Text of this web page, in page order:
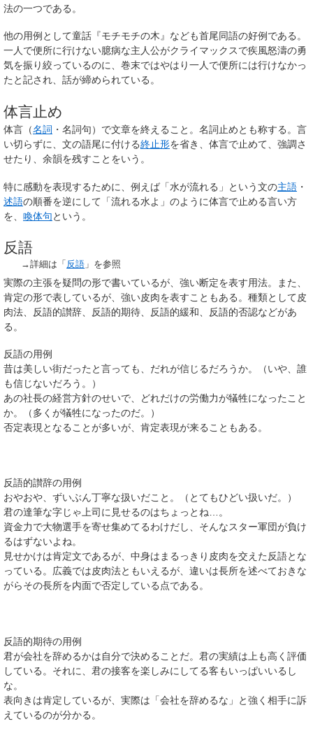
法の一つである。
他の用例として童話『モチモチの木』なども首尾同語の好例である。
一人で便所に行けない臆病な主人公がクライマックスで疾風怒濤の勇
気を振り絞っているのに、巻末ではやはり一人で便所には行けなかっ
たと記され、話が締められている。
体言止め
体言（名詞 ・名詞句）で文章を終えること。 名詞止めとも称する。言
い切らずに、文の語尾に付ける終止形を省き、体言で止めて、強調さ
せたり、余韻を残すことをいう。
特に感動を表現するために、例えば「水が流れる」という文の主語 ・
述語の順番を逆にして「流れる水よ」のように体言で止める言い方
を、 喚体句という。
反語
→詳細は「 反語 」を参照
実際の主張を疑問の形で書いているが、強い断定を表す用法。また、
肯定の形で表しているが、強い皮肉を表すこともある。種類として皮
肉法、反語的讃辞、反語的期待、反語的緩和、反語的否認などがあ
る。
反語の用例
昔は美しい街だったと言っても、だれが信じるだろうか。（いや、誰
も信じないだろう。）
あの社長の経営方針のせいで、どれだけの労働力が犠牲になったこと
か。（多くが犠牲になったのだ。）
否定表現となることが多いが、肯定表現が来ることもある。
反語的讃辞の用例
おやおや、ずいぶん丁寧な扱いだこと。（とてもひどい扱いだ。）
君の達筆な字じゃ上司に見せるのはちょっとね…。
資金力で大物選手を寄せ集めてるわけだし、そんなスター軍団が負け
るはずないよね。
見せかけは肯定文であるが、中身はまるっきり皮肉を交えた反語とな
っている。広義では皮肉法ともいえるが、違いは長所を述べておきな
がらその長所を内面で否定している点である。
反語的期待の用例
君が会社を辞めるかは自分で決めることだ。君の実績は上も高く評価
している。それに、君の接客を楽しみにしてる客もいっぱいいるし
な。
表向きは肯定しているが、実際は「会社を辞めるな」と強く相手に訴
えているのが分かる。